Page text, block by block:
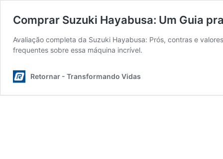
Comprar Suzuki Hayabusa: Um Guia
Avaliação completa da Suzuki Hayabusa: Prós, contras e
frequentes sobre essa máquina incrível.
Retornar - Transformando Vidas